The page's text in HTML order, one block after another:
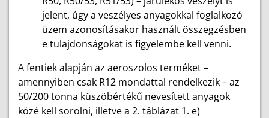
jelent, úgy a veszélyes anyagokkal foglalkozó
üzem azonosításakor használt összegzésben
e tulajdonságokat is figyelembe kell venni.
A fentiek alapján az aeroszolos terméket –
amennyiben csak R12 mondattal rendelkezik – az
50/200 tonna küszöbértékű nevesített anyagok
közé kell sorolni, illetve a 2. táblázat 1. e)